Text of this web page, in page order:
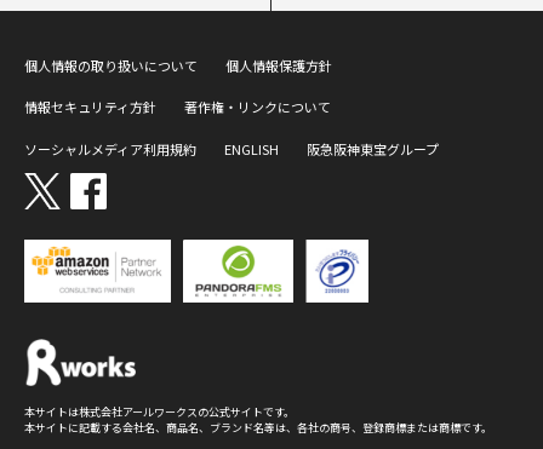
個人情報の取り扱いについて 個人情報保護方針
情報セキュリティ方針 著作権・リンクについて
ソーシャルメディア利用規約 ENGLISH 阪急阪神東宝グループ
本サイトは株式会社アールワークスの公式サイトです。
本サイトに記載する会社名、商品名、ブランド名等は、各社の商号、登録商標または商標です。